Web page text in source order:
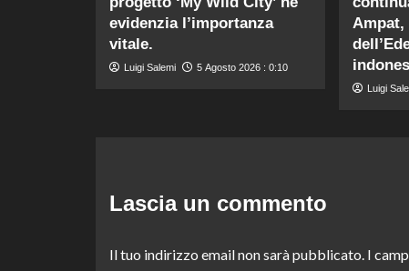
evidenzia l’importanza
vitale.
Luigi Salemi 5 Agosto 2026 : 0:10
Ampat,
Luigi
Lascia un commento
Il tuo indirizzo email non sarà pubblicato. I